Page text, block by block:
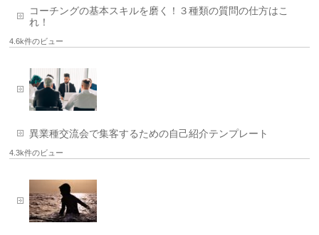
コーチングの基本スキルを磨く！３種類の質問の仕方はこ
れ！
4.6k件のビュー
異業種交流会で集客するための自己紹介テンプレート
4.3k件のビュー